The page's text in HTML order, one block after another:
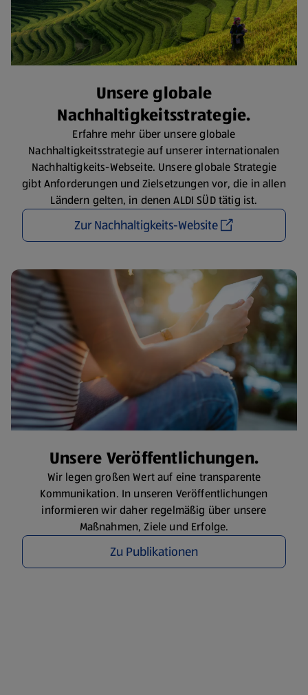
Unsere globale
Nachhaltigkeitsstrategie.
Erfahre mehr über unsere globale
Nachhaltigkeitsstrategie auf unserer internationalen
Nachhaltigkeits-Webseite. Unsere globale Strategie
gibt Anforderungen und Zielsetzungen vor, die in allen
Ländern gelten, in denen ALDI SÜD tätig ist.
Zur Nachhaltigkeits-Website
Unsere Veröffentlichungen.
Wir legen großen Wert auf eine transparente
Kommunikation. In unseren Veröffentlichungen
informieren wir daher regelmäßig über unsere
Maßnahmen, Ziele und Erfolge.
Zu Publikationen